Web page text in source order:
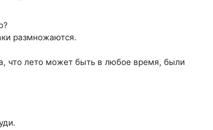
размножаются.
что лето может быть в любое время, были